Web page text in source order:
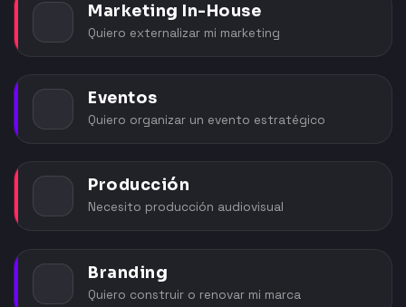
Marketing In-House
Quiero externalizar mi marketing
Eventos
Quiero organizar un evento estratégico
Producción
Necesito producción audiovisual
Branding
Quiero construir o renovar mi marca